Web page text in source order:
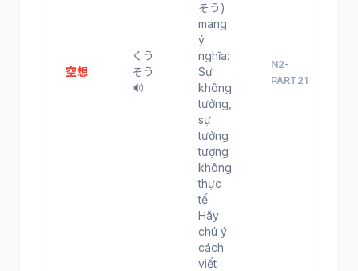
空想
くう
そう
🔊
そう)
mang
ý
nghĩa:
Sự
không
tưởng,
sự
tưởng
tượng
không
thực
tế.
Hãy
chú ý
cách
viết
N2-
PART21